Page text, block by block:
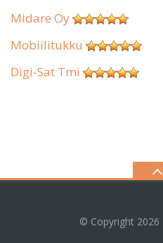
Midare Oy
Mobiilitukku
Digi-Sat Tmi
© Copyright 2026